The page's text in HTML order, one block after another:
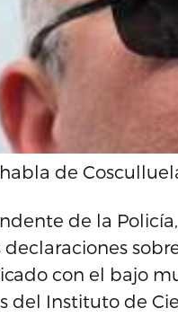
de
de la
declaraciones
con el bajo
del Instituto de